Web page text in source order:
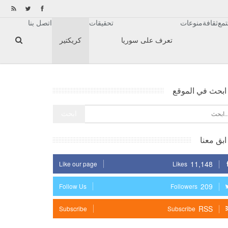
ثقافةمنوعات
تعرف على سوريا
تحقيقات
كريكتير
اتصل بنا
ابحث في الموقع
ابق معنا
11,148
Likes
Like our page
209
Followers
Follow Us
RSS
Subscribe
Subscribe